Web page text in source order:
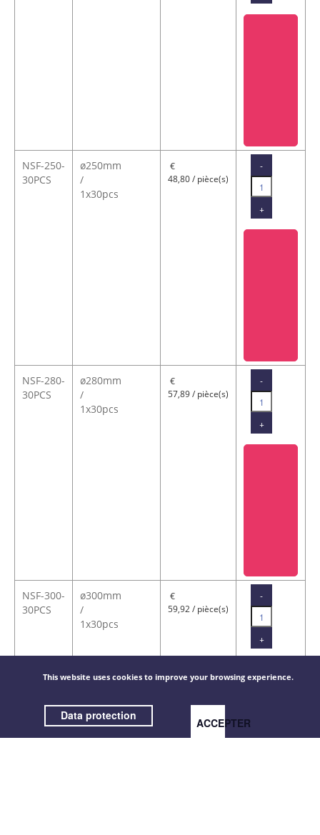
NSF-250-
30PCS
ø250mm
/
1x30pcs
€
48,80 / pièce(s)
-
+
NSF-280-
30PCS
ø280mm
/
1x30pcs
€
57,89 / pièce(s)
-
+
NSF-300-
30PCS
ø300mm
/
1x30pcs
€
59,92 / pièce(s)
-
+
This website uses cookies to improve your browsing experience.
Data protection
ACCEPTER